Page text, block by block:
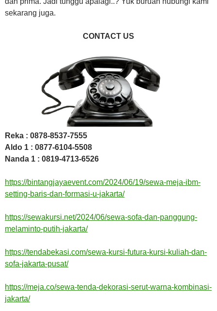
sekarang juga.
CONTACT US
Reka : 0878-8537-7555
Aldo 1 : 0877-6104-5508
Nanda 1 : 0819-4713-6526
https://bintangjayaevent.com/2024/06/19/sewa-meja-ibm-
setting-baris-dan-formasi-u-jakarta/
https://sewakursi.net/2024/06/sewa-sofa-dan-panggung-
melaminto-putih-jakarta/
https://tendabekasi.com/sewa-kursi-futura-kursi-kuliah-dan-
sofa-jakarta-pusat/
https://meja.co/sewa-tenda-dekorasi-serut-warna-kombinasi-
jakarta/